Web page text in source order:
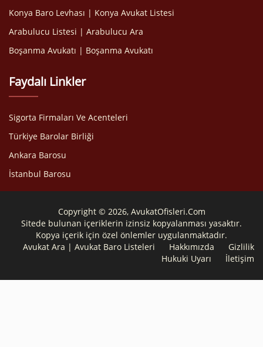
Konya Baro Levhası | Konya Avukat Listesi
Arabulucu Listesi | Arabulucu Ara
Boşanma Avukatı | Boşanma Avukatı
Faydalı Linkler
Sigorta Firmaları Ve Acenteleri
Türkiye Barolar Birliği
Ankara Barosu
İstanbul Barosu
Copyright © 2026, AvukatOfisleri.Com
Sitede bulunan içeriklerin izinsiz kopyalanması yasaktır.
Kopya içerik için özel önlemler uygulanmaktadır.
Avukat Ara | Avukat Baro Listeleri
Hakkımızda
Gizlilik
Hukuki Uyarı
İletişim